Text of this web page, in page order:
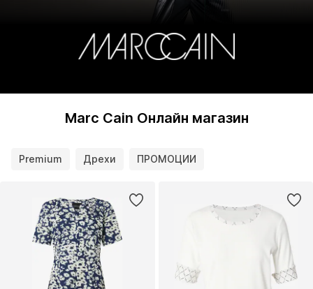
Marc Cain Онлайн магазин
Premium Дрехи ПРОМОЦИИ